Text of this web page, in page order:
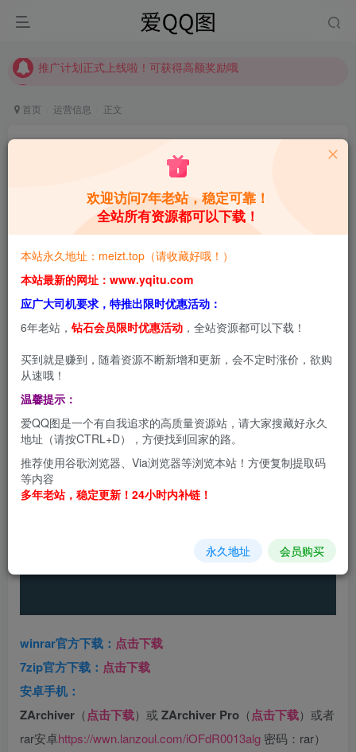
【请收藏】本站永久地址是 https://www.meizt.top
【请收藏】本站永久地址是 https://www.meizt.top
首页 运营信息 正文
8个月前更新
2 2.6W+
本站预览图进行了压缩和水印，原图无压缩，无本站水
请提前在电脑上下载并且安装好解压软件，比如win.rar软
winrar官方下载： 点击下载
7zip官方下载： 点击下载
安卓手机：
ZArchiver （点击下载）或 ZArchiver Pro （点击下载）或者
rar安卓https://wwn.lanzoul.com/iOFdR0013alg 密码：rar）
欢迎访问7年老站，稳定可靠！
全站所有资源都可以下载！
本站永久地址：meizt.top（请收藏好哦！）
本站最新的网址：www.yqitu.com
应广大司机要求，特推出限时优惠活动：
6年老站， 钻石会员限时优惠活动 ，全站资源都可以下载！
买到就是赚到，随着资源不断新增和更新，会不定时涨价，欲购
从速哦！
温馨提示：
爱QQ图是一个有自我追求的高质量资源站，请大家搜藏好永久
地址（请按CTRL+D），方便找到回家的路。
推荐使用谷歌浏览器、Via浏览器等浏览本站！方便复制提取码
等内容
多年老站，稳定更新！24小时内补链！
永久地址 会员购买